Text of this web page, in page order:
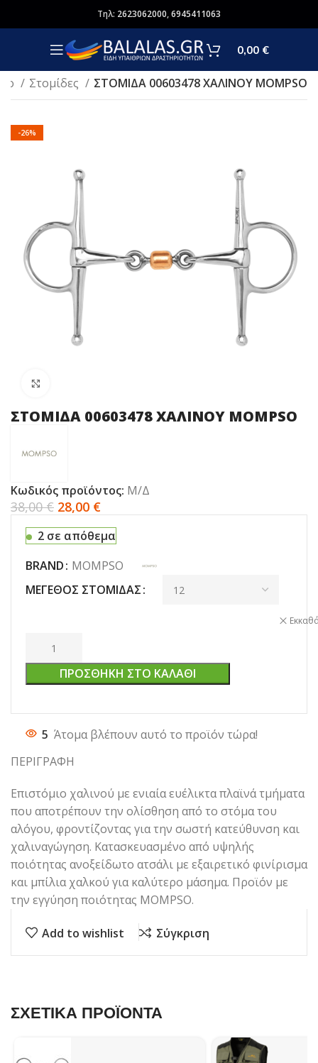
Τηλ: 2623062000,6945411063
0,00 €
Στομίδες ΣΤΟΜΙΔΑ 00603478 ΧΑΛΙΝΟΥ MOMPSO
-26%
ΣΤΟΜΙΔΑ 00603478 ΧΑΛΙΝΟΥ MOMPSO
Κωδικός προϊόντος: Μ/Δ
38,00€ 28,00 €
2 σε απόθεμα
BRAND MOMPSO
ΜΈΓΕΘΟΣ ΣΤΟΜΊΔΑΣ
ΠΡΟΣΘΉΚΗ ΣΤΟ ΚΑΛΆΘΙ
5 Άτομα βλέπουν αυτό το προϊόν τώρα!
ΠΕΡΙΓΡΑΦΗ
Επιστόμιο χαλινού με ενιαία ευέλικτα πλαϊνά τμήματα
που αποτρέπουν την ολίσθηση από το στόμα του
αλόγου, φροντίζοντας για την σωστή κατεύθυνση και
χαλιναγώγηση. Κατασκευασμένο από υψηλής
ποιότητας ανοξείδωτο ατσάλι με εξαιρετικό φινίρισμα
και μπίλια χαλκού για καλύτερο μάσημα. Προϊόν με
την εγγύηση ποιότητας MOMPSO.
Add to wishlist Σύγκριση
ΣΧΕΤΙΚΑ ΠΡΟΪΟΝΤΑ